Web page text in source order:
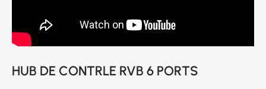
HUB DE CONTRLE RVB 6 PORTS